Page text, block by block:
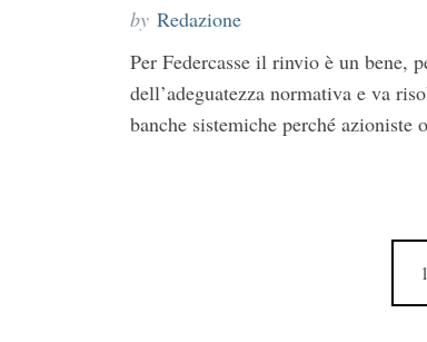
by Redazione
Per Federcasse il rinvio è un bene,
dell’adeguatezza normativa e va
banche sistemiche perché
1